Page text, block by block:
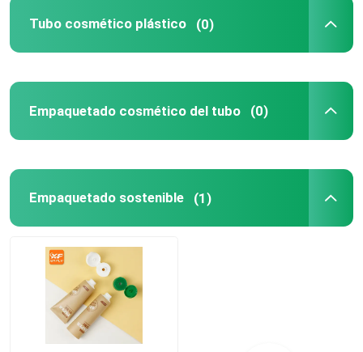
Los tubos de boquilla
ABL Tubos cosméticos
Tubos cosméticos PBL
Tubos de paja de trigo
Tubo cosmético plástico (0)
Empaquetado cosmético del tubo (0)
Empaquetado sostenible (1)